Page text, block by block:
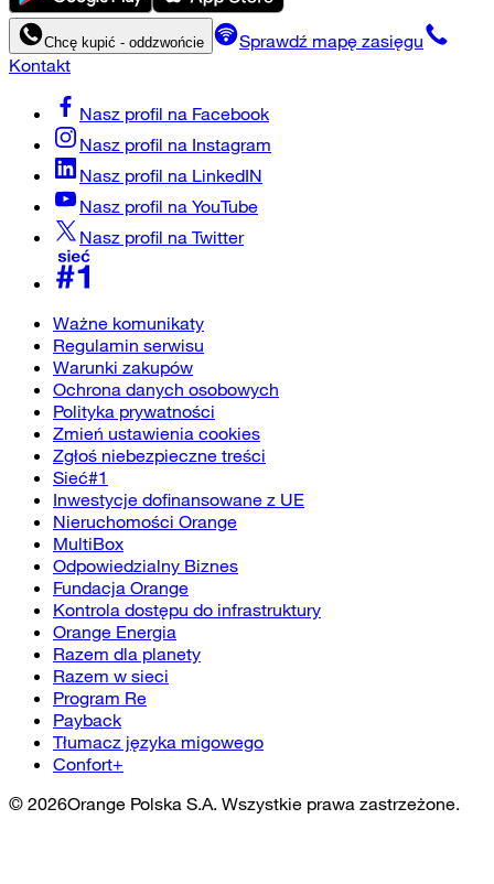
Chcę kupić - oddzwońcie
Sprawdź mapę zasięgu
Kontakt
Nasz profil na Facebook
Nasz profil na Instagram
Nasz profil na LinkedIN
Nasz profil na YouTube
Nasz profil na Twitter
Ważne komunikaty
Regulamin serwisu
Warunki zakupów
Ochrona danych osobowych
Polityka prywatności
Zmień ustawienia cookies
Zgłoś niebezpieczne treści
Sieć#1
Inwestycje dofinansowane z UE
Nieruchomości Orange
MultiBox
Odpowiedzialny Biznes
Fundacja Orange
Kontrola dostępu do infrastruktury
Orange Energia
Razem dla planety
Razem w sieci
Program Re
Payback
Tłumacz języka migowego
Confort+
© 2026Orange Polska S.A. Wszystkie prawa zastrzeżone.